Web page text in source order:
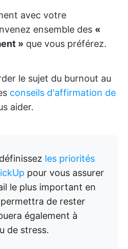
avec votre
ensemble des «
» que vous préférez.
le sujet du burnout au
conseils d'affirmation de
aider.
définissez les priorités
pour vous assurer
le plus important en
de rester
également à
de stress.